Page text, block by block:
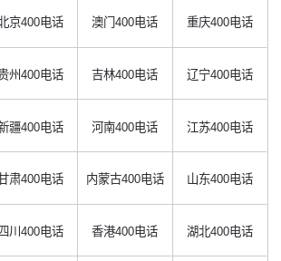
京400电话 澳门400电话 重庆400电话
州400电话 吉林400电话 辽宁400电话
疆400电话 河南400电话 江苏400电话
肃400电话 内蒙古400电话 山东400电话
四川400电话 香港400电话 湖北400电话